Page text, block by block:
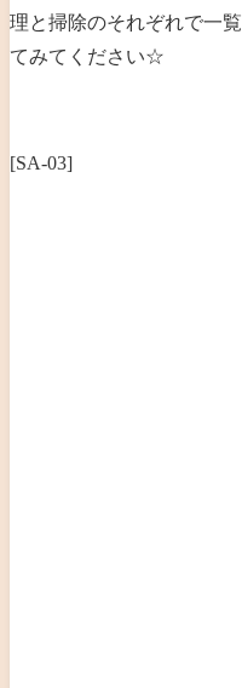
理と掃除のそれぞれで一
てみてください☆
[SA-03]